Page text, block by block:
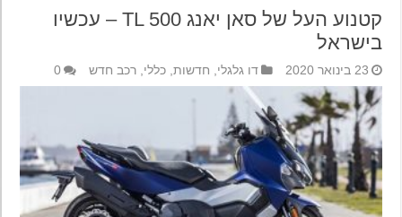
קטנוע העל של סאן יאנג TL 500 – עכשיו
בישראל
23 בינואר 2020 דו גלגלי,חדשות,כללי,רכב חדש 0